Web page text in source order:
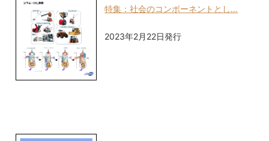
特集：社会のコンポーネントとし…
2023年2月22日発行